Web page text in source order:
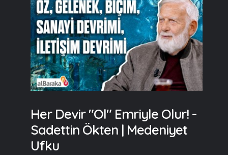
Her Devir "Ol" Emriyle Olur! -
Sadettin Ökten | Medeniyet
Ufku